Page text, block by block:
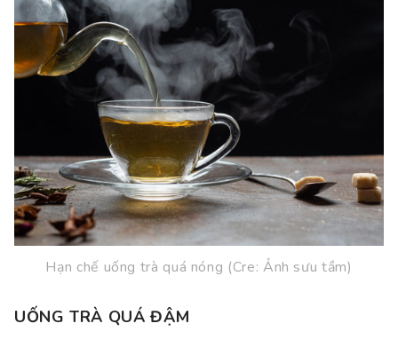
Hạn chế uống trà quá nóng (Cre: Ảnh sưu tầm)
UỐNG TRÀ QUÁ ĐẬM